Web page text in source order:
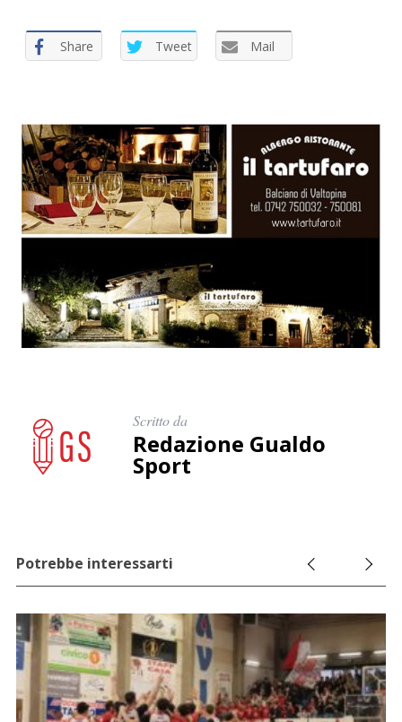
Share Tweet Mail
Scritto da
Redazione Gualdo
Sport
Potrebbe interessarti